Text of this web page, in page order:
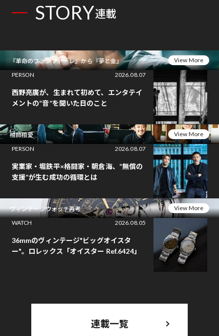
STORY連載
『革命のファンファーレ』から『夢と金』
View More
PERSON
2026.08.07
西野亮廣が、生まれて初めて、エンタテイ
メントの“音”を聞いた日のこと
相師相愛
View More
PERSON
2026.08.07
実業家・堀鉄平×格闘家・朝倉海、“無償の
支援”が生む成功の循環とは
ヴィンテージウォッチ再考
View More
WATCH
2026.08.05
36mmのヴィンテージ"ビッグオイスタ
ー"。ロレックス「オイスター Ref.6424」
連載一覧